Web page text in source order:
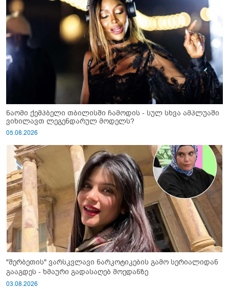
ნაომი ქემპბელი თბილისში ჩამოდის - სულ სხვა ამპლუაში
ვიხილავთ ლეგენდარულ მოდელს?
05.08.2026
"შერბეთის" ვარსკვლავი ნარკოტიკების გამო სერიალიდან
გააგდეს - ხმაური გადასაღებ მოედანზე
03.08.2026